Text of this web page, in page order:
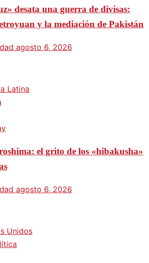
desata una guerra de divisas:
y la mediación de Pakistán
agosto 6, 2026
Latina
el grito de los «hibakusha»
agosto 6, 2026
Unidos